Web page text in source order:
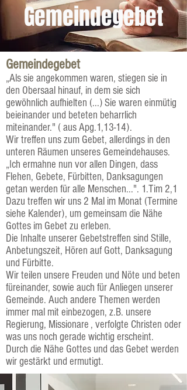
Gemeindegebet
Gemeindegebet
„Als sie angekommen waren, stiegen sie in
den Obersaal hinauf, in dem sie sich
gewöhnlich aufhielten (...) Sie waren einmütig
beieinander und beteten beharrlich
miteinander." ( aus Apg.1,13-14).
Wir treffen uns zum Gebet, allerdings in den
unteren Räumen unseres Gemeindehauses.
„Ich ermahne nun vor allen Dingen, dass
Flehen, Gebete, Fürbitten, Danksagungen
getan werden für alle Menschen...". 1.Tim 2,1
Dazu treffen wir uns 2 Mal im Monat (Termine
siehe Kalender), um gemeinsam die Nähe
Gottes im Gebet zu erleben.
Die Inhalte unserer Gebetstreffen sind Stille,
Anbetungszeit, Hören auf Gott, Danksagung
und Fürbitte.
Wir teilen unsere Freuden und Nöte und beten
füreinander, sowie auch für Anliegen unserer
Gemeinde. Auch andere Themen werden
immer mal mit einbezogen, z.B. unsere
Regierung, Missionare , verfolgte Christen oder
was uns noch gerade wichtig erscheint.
Durch die Nähe Gottes und das Gebet werden
wir gestärkt und ermutigt.